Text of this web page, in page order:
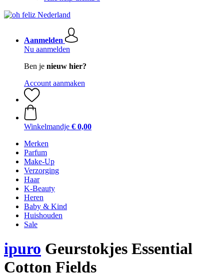
Aanmelden
Nu aanmelden
Ben je nieuw hier?
Account aanmaken
Winkelmandje € 0,00
Merken
Parfum
Make-Up
Verzorging
Haar
K-Beauty
Heren
Baby & Kind
Huishouden
Sale
ipuro Geurstokjes Essential
Cotton Fields